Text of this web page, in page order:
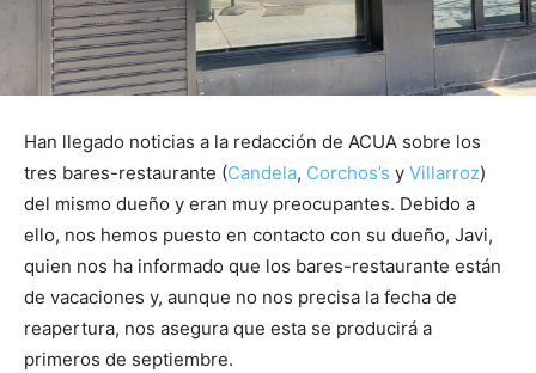
Han llegado noticias a la redacción de ACUA sobre los
tres bares-restaurante (Candela, Corchos’s y Villarroz)
del mismo dueño y eran muy preocupantes. Debido a
ello, nos hemos puesto en contacto con su dueño, Javi,
quien nos ha informado que los bares-restaurante están
de vacaciones y, aunque no nos precisa la fecha de
reapertura, nos asegura que esta se producirá a
primeros de septiembre.